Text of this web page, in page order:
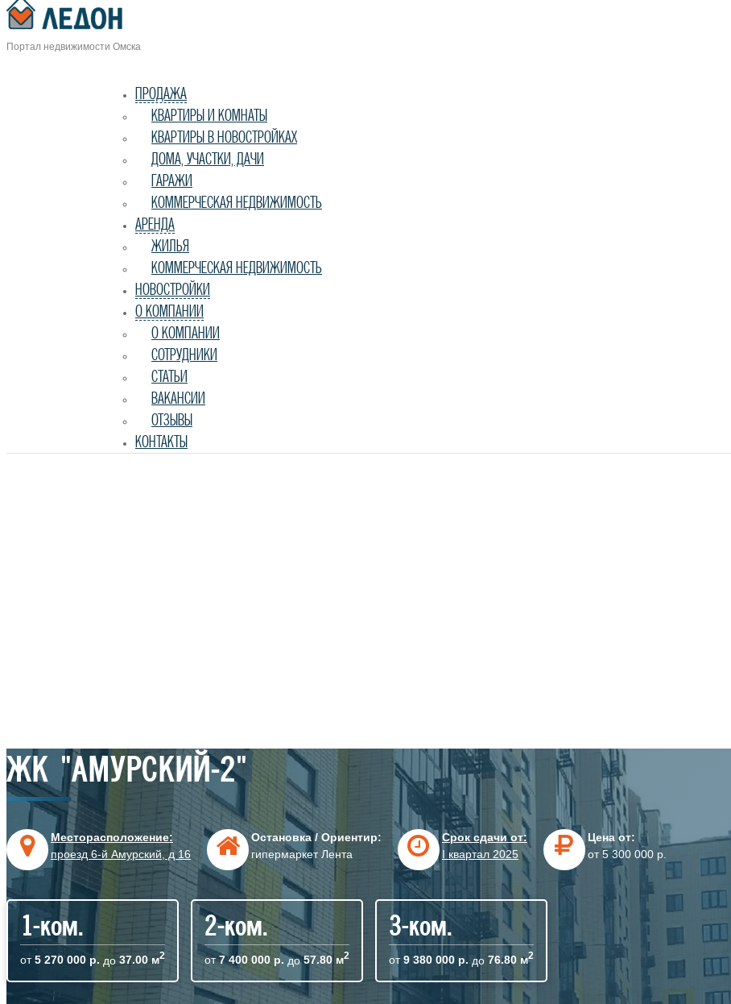
Портал недвижимости Омска
ПРОДАЖА
КВАРТИРЫ И КОМНАТЫ
КВАРТИРЫ В НОВОСТРОЙКАХ
ДОМА, УЧАСТКИ, ДАЧИ
ГАРАЖИ
КОММЕРЧЕСКАЯ НЕДВИЖИМОСТЬ
АРЕНДА
ЖИЛЬЯ
КОММЕРЧЕСКАЯ НЕДВИЖИМОСТЬ
НОВОСТРОЙКИ
О КОМПАНИИ
О КОМПАНИИ
СОТРУДНИКИ
СТАТЬИ
ВАКАНСИИ
ОТЗЫВЫ
КОНТАКТЫ
ЖК "АМУРСКИЙ-2"
Месторасположение:
проезд 6-й Амурский, д 16
Остановка / Ориентир:
гипермаркет Лента
Срок сдачи от:
I квартал 2025
Цена от:
от 5 300 000 р.
1-ком.
от5 270 000 р. до 37.00 м2
2-ком.
от7 400 000 р. до57.80 м2
3-ком.
от9 380 000 р. до 76.80 м2